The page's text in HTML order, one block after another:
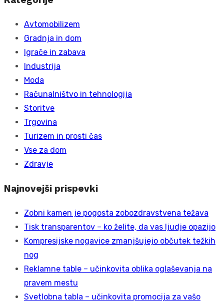
Avtomobilizem
Gradnja in dom
Igrače in zabava
Industrija
Moda
Računalništvo in tehnologija
Storitve
Trgovina
Turizem in prosti čas
Vse za dom
Zdravje
Najnovejši prispevki
Zobni kamen je pogosta zobozdravstvena težava
Tisk transparentov – ko želite, da vas ljudje opazijo
Kompresijske nogavice zmanjšujejo občutek težkih
nog
Reklamne table – učinkovita oblika oglaševanja na
pravem mestu
Svetlobna tabla – učinkovita promocija za vašo